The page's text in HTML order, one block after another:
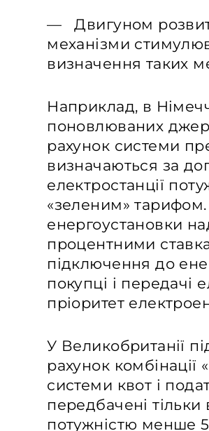
— Двигуном
механізми
визначення таких
Наприклад, в
поновлюваних
рахунок системи
визначаються за
електростанції
«зеленим» тарифом.
енергоустановки
процентними
підключення до
покупці і передачі
пріоритет
У Великобританії
рахунок комбінації
системи квот і
передбачені тільки
потужністю менше